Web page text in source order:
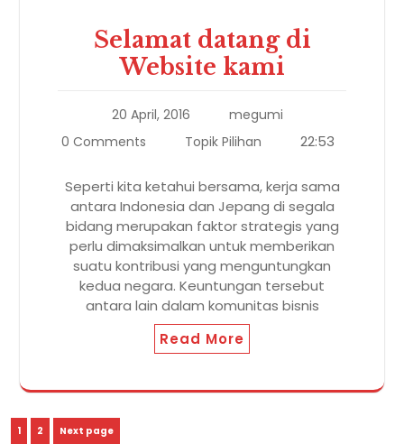
Selamat datang di
Website kami
20 April, 2016
megumi
0 Comments
Topik Pilihan 22:53
Seperti kita ketahui bersama, kerja sama
antara Indonesia dan Jepang di segala
bidang merupakan faktor strategis yang
perlu dimaksimalkan untuk memberikan
suatu kontribusi yang menguntungkan
kedua negara. Keuntungan tersebut
antara lain dalam komunitas bisnis
Read More
Paginasi
Page
1 Page
2 Next page